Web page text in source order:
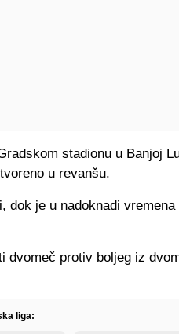
stadionu u Banjoj
u revanšu.
dok je u nadoknadi vremena
dvomeč protiv boljeg iz
liga: